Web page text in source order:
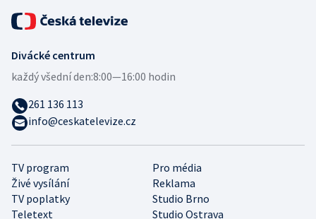
TV program
Pro média
Živé vysílání
Reklama
TV poplatky
Studio Brno
Teletext
Studio Ostrava
Divácké centrum
každý všední den:8:00—16:00 hodin
261 136 113
info@ceskatelevize.cz